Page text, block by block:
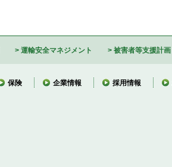
運輸安全マネジメント 被害者等支援計画
保険 企業情報 採用情報